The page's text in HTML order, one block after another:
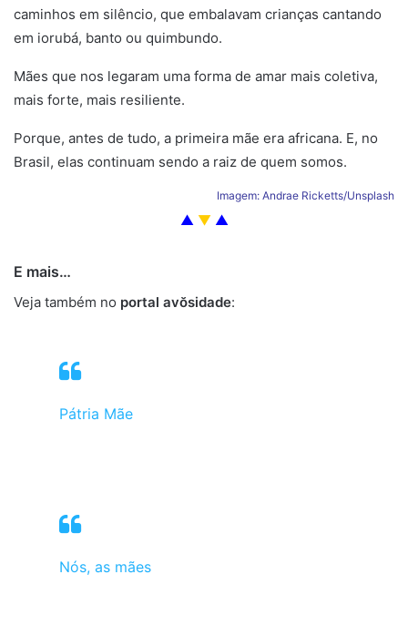
caminhos em silêncio, que embalavam crianças cantando
em iorubá, banto ou quimbundo.
Mães que nos legaram uma forma de amar mais coletiva,
mais forte, mais resiliente.
Porque, antes de tudo, a primeira mãe era africana. E, no
Brasil, elas continuam sendo a raiz de quem somos.
Imagem: Andrae Ricketts/Unsplash
▲ ▼▲
E mais…
Veja também no portal avŏsidade:
Pátria Mãe
Nós, as mães